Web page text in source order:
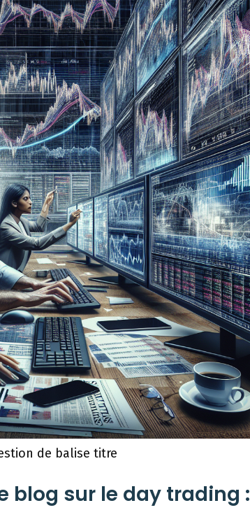
de balise titre
blog sur le day trading :